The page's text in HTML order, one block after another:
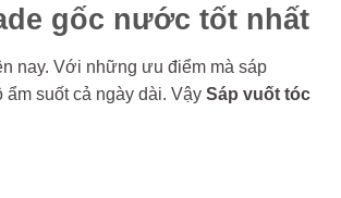
gốc nước tốt nhất
nay. Với những ưu điểm mà sáp
suốt cả ngày dài. Vậy Sáp vuốt tóc